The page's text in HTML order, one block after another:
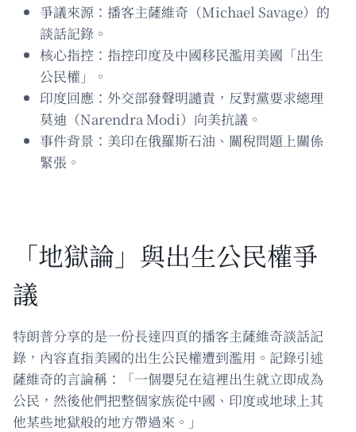
爭議來源：播客主薩維奇（Michael Savage）的
談話記錄。
核心指控：指控印度及中國移民濫用美國「出生
公民權」。
印度回應：外交部發聲明譴責，反對黨要求總理
莫迪（Narendra Modi）向美抗議。
事件背景：美印在俄羅斯石油、關稅問題上關係
緊張。
「地獄論」與出生公民權爭
議
特朗普分享的是一份長達四頁的播客主薩維奇談話記
錄，內容直指美國的出生公民權遭到濫用。記錄引述
薩維奇的言論稱：「一個嬰兒在這裡出生就立即成為
公民，然後他們把整個家族從中國、印度或地球上其
他某些地獄般的地方帶過來。」